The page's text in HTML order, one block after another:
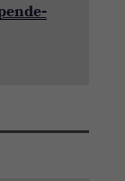
Die
kann